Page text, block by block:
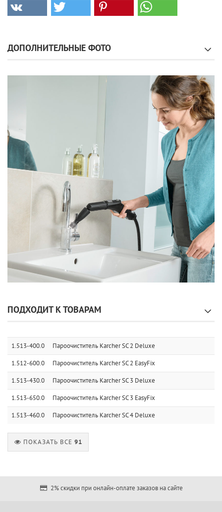
ДОПОЛНИТЕЛЬНЫЕ ФОТО
ПОДХОДИТ К ТОВАРАМ
1.513-400.0 Пароочиститель Karcher SC 2 Deluxe
1.512-600.0 Пароочиститель Karcher SC 2 EasyFix
1.513-430.0 Пароочиститель Karcher SC 3 Deluxe
1.513-650.0 Пароочиститель Karcher SC 3 EasyFix
1.513-460.0 Пароочиститель Karcher SC 4 Deluxe
ПОКАЗАТЬ ВСЕ91
2% скидки при онлайн-оплате заказов на сайте